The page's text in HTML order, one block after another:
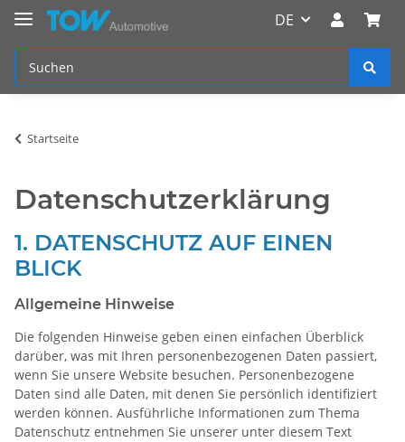
DE
Startseite
Datenschutzerklärung
1. DATENSCHUTZ AUF EINEN
BLICK
Allgemeine Hinweise
Die folgenden Hinweise geben einen einfachen Überblick
darüber, was mit Ihren personenbezogenen Daten passiert,
wenn Sie unsere Website besuchen. Personenbezogene
Daten sind alle Daten, mit denen Sie persönlich identifiziert
werden können. Ausführliche Informationen zum Thema
Datenschutz entnehmen Sie unserer unter diesem Text